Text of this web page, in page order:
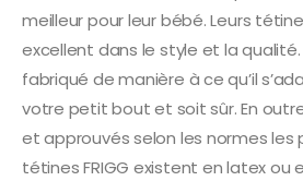
meilleur pour leur bébé. Leurs
excellent dans le style et la
fabriqué de manière à ce qu’il
votre petit bout et soit sûr. En
et approuvés selon les normes les
tétines FRIGG existent en latex ou